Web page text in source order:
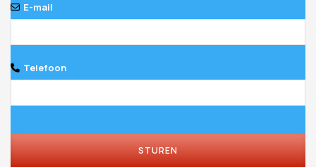
E-mail
Telefoon
STUREN